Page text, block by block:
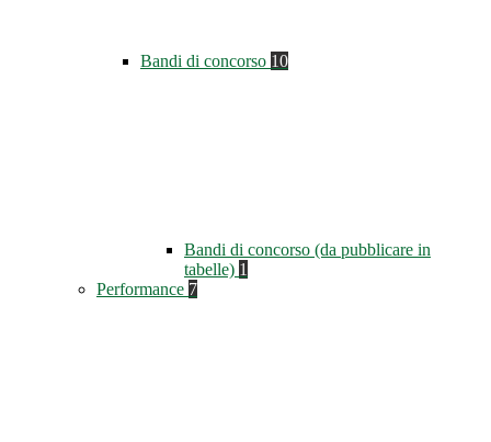
Bandi di concorso 10
Bandi di concorso (da pubblicare in
tabelle) 1
Performance 7